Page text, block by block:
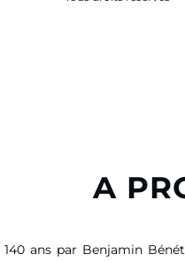
A
ans par Benjamin